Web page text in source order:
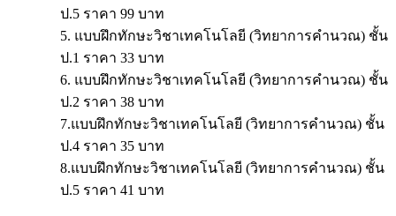
ป.5 ราคา 99 บาท
5. แบบฝึกทักษะวิชาเทคโนโลยี (วิทยาการคำนวณ) ชั้น
ป.1 ราคา 33 บาท
6. แบบฝึกทักษะวิชาเทคโนโลยี (วิทยาการคำนวณ) ชั้น
ป.2 ราคา 38 บาท
7.แบบฝึกทักษะวิชาเทคโนโลยี (วิทยาการคำนวณ) ชั้น
ป.4 ราคา 35 บาท
8.แบบฝึกทักษะวิชาเทคโนโลยี (วิทยาการคำนวณ) ชั้น
ป.5 ราคา 41 บาท